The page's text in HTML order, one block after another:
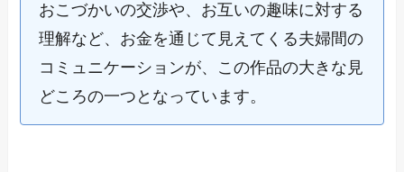
おこづかいの交渉や、お互いの趣味に対する
理解など、お金を通じて見えてくる夫婦間の
コミュニケーションが、この作品の大きな見
どころの一つとなっています。